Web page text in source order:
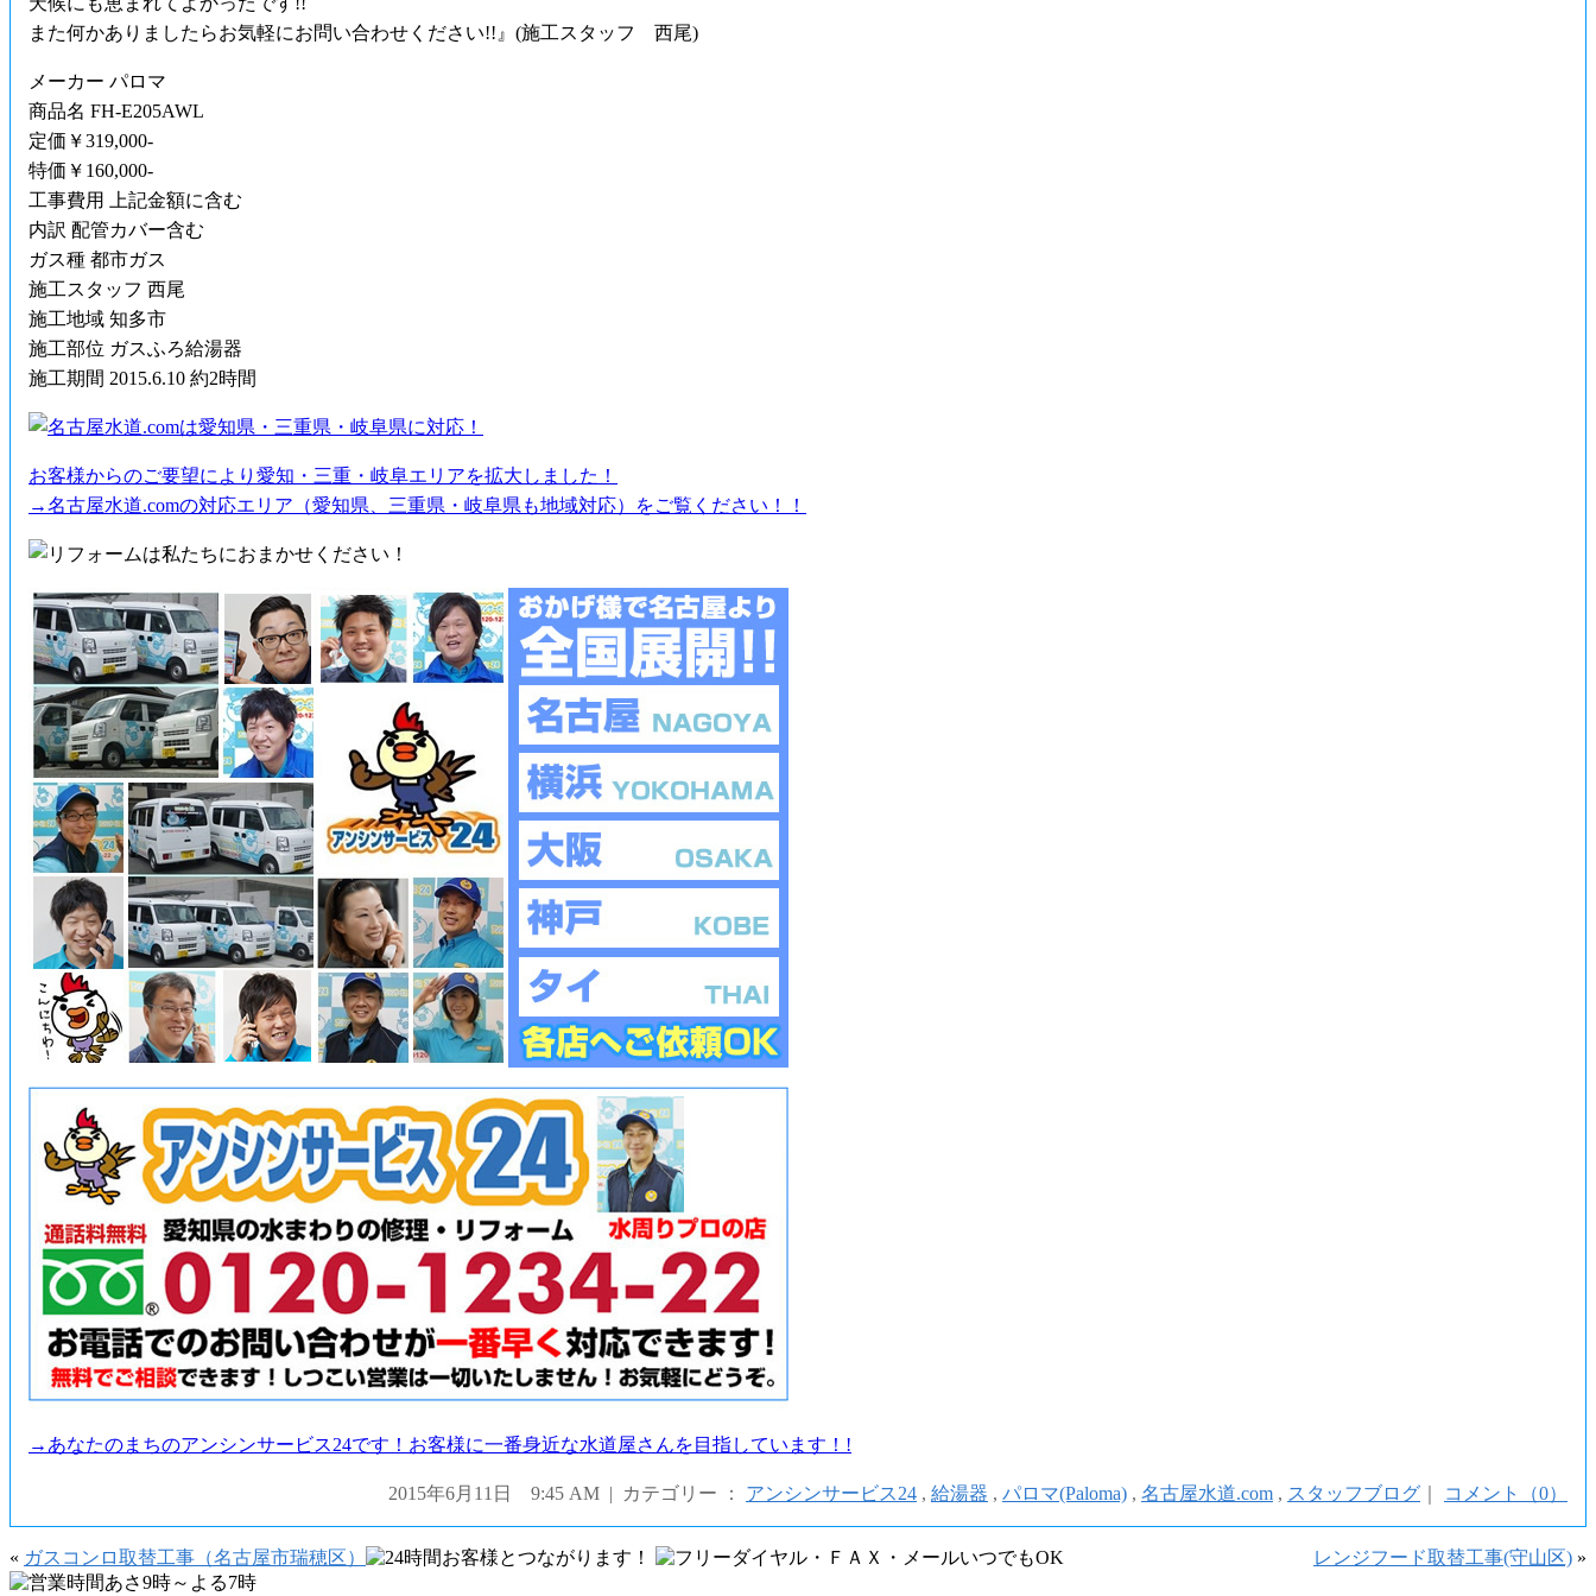
また何かありましたらお気軽にお問い合わせください!!』(施工スタッフ 西尾)
メーカー パロマ
商品名 FH-E205AWL
定価￥319,000-
特価￥160,000-
工事費用 上記金額に含む
内訳 配管カバー含む
ガス種 都市ガス
施工スタッフ 西尾
施工地域 知多市
施工部位 ガスふろ給湯器
施工期間 2015.6.10 約2時間
お客様からのご要望により愛知・三重・岐阜エリアを拡大しました！
→名古屋水道.comの対応エリア（愛知県、三重県・岐阜県も地域対応）をご覧ください！！
→あなたのまちのアンシンサービス24です！お客様に一番身近な水道屋さんを目指しています！!
2015年6月11日 9:45 AM | カテゴリー ： アンシンサービス24 , 給湯器 , パロマ(Paloma) , 名古屋水道.com , スタッフブログ コメント（0）
« ガスコンロ取替工事（名古屋市瑞穂区） レンジフード取替工事(守山区) »